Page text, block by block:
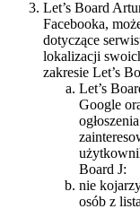
Let’s Board
Facebooka,
dotyczące
lokalizacji
zakresie Let’s
Let’s
Google
Board J:
nie
osób z